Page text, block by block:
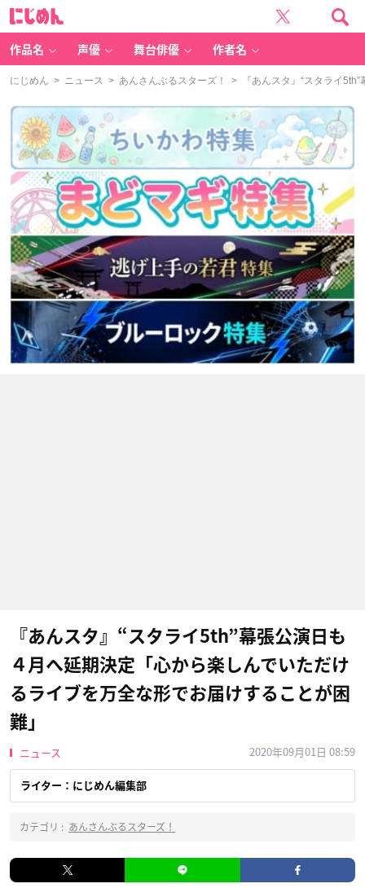
作品名 声優 舞台俳優 作者名
にじめん > ニュース > あんさんぶるスターズ！ > 『あんスタ』“スタライ
『あんスタ』“スタライ5th”幕張公演日も
４月へ延期決定「心から楽しんでいただけ
るライブを万全な形でお届けすることが困
難」
ニュース 2020年09月01日 08:59
ライター：にじめん編集部
カテゴリ : あんさんぶるスターズ！